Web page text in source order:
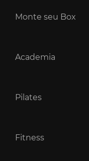
Monte seu Box
Academia
Pilates
Fitness